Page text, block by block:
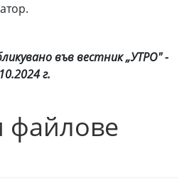
във вестник „УТРО" -
г.
файлове